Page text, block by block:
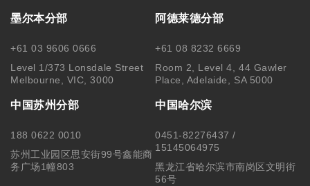
墨尔本分部
+61 03 9606 0666
Level 1/373 Lonsdale Street
Melbourne, VIC, 3000
阿德莱德分部
+61 08 8232 6669
Room 2, Level 4, 44 Gawler
Place, Adelaide, SA 5000
中国苏州分部
188 0622 0010
苏州工业园区思安街99号鑫能商
务广场1幢803
中国哈尔滨
0451-82276437 /
15145064975
黑龙江省哈尔滨市南岗区文明街
56号